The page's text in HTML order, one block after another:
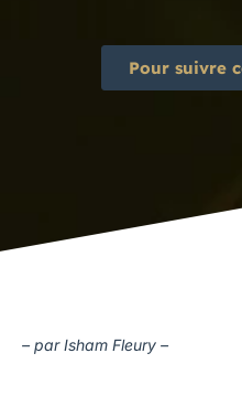
Pour suivre
– par Isham Fleury –